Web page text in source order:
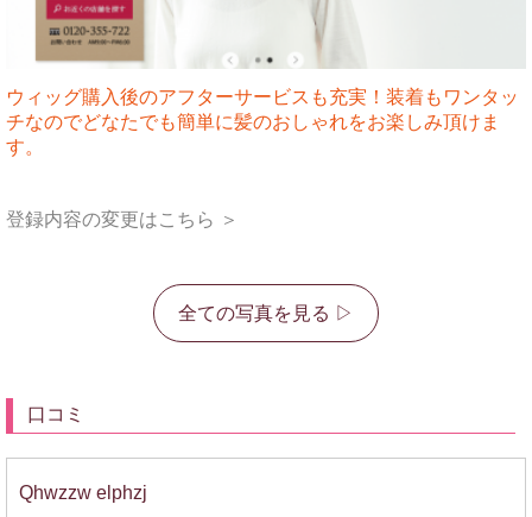
ウィッグ購入後のアフターサービスも充実！装着もワンタッ
チなのでどなたでも簡単に髪のおしゃれをお楽しみ頂けま
す。
登録内容の変更はこちら ＞
全ての写真を見る ▷
口コミ
Qhwzzw elphzj